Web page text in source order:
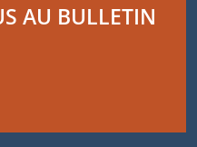
AU BULLETIN